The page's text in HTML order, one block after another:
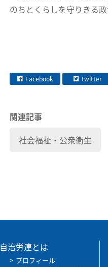
のちとくらしを守りきる
Facebook twitter
関連記事
社会福祉・公衆衛生
自治労連とは
プロフィール